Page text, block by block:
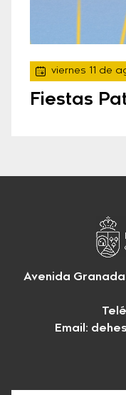
viernes 11 de
Fiestas
Avenida
Email: